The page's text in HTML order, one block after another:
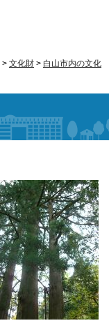
> 文化財 > 白山市内の文化